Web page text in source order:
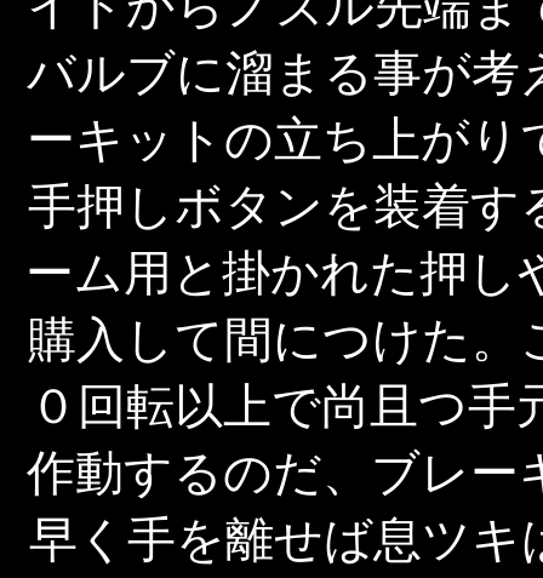
バルブに溜まる事が考
ーキットの立ち上が
手押しボタンを装着す
ーム用と掛かれた押
購入して間につけた
０回転以上で尚且つ
作動するのだ、ブレー
早く手を離せば息ツキ